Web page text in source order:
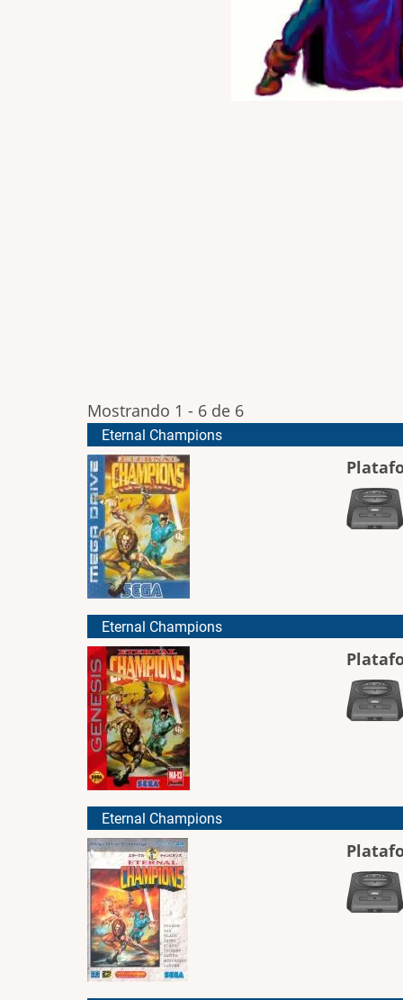
Mostrando 1 - 6 de 6
Eternal Champions
Eternal Champions
Eternal Champions